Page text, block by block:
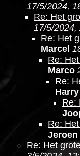
17/5/2024,
Re: Het
17/5/2024,
Re: Het
Marcel
Re:
Marco
Re:
Re:
Re:
Jeroen
Re: Het